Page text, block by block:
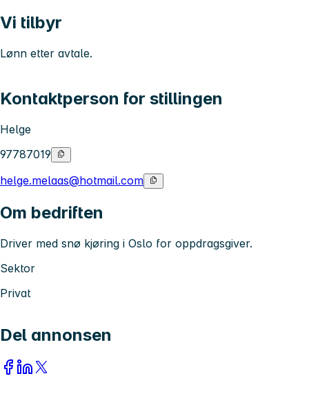
Vi tilbyr
Lønn etter avtale.
Kontaktperson for stillingen
Helge
97787019
helge.melaas@hotmail.com
Om bedriften
Driver med snø kjøring i Oslo for oppdragsgiver.
Sektor
Privat
Del annonsen